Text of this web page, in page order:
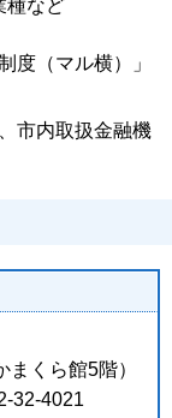
種など
度（マル横）」
市内取扱金融機
くら館5階）
32-4021